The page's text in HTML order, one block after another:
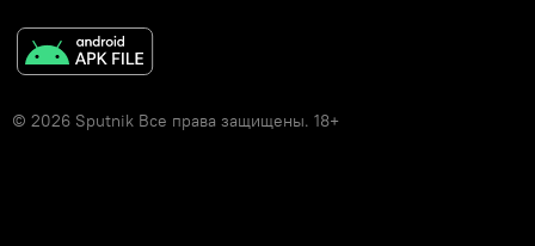
© 2026 Sputnik Все права защищены. 18+